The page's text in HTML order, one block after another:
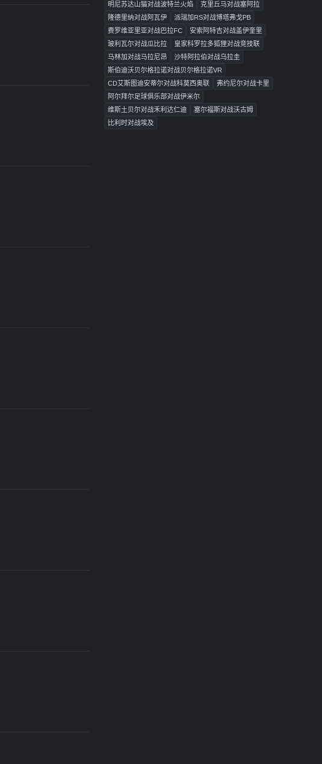
明尼苏达山猫对战波特兰火焰
克里丘马对战塞阿拉
隆德里纳对战阿瓦伊
派瑞加RS对战博塔弗戈PB
费罗维亚里亚对战巴拉FC
安索阿特吉对战盖伊奎里
玻利瓦尔对战瓜比拉
皇家科罗拉多狐狸对战竞技联
马林加对战马拉尼昂
沙特阿拉伯对战乌拉圭
斯伯迪沃贝尔格拉诺对战贝尔格拉诺VR
CD艾斯图迪安蒂尔对战科莫西奥联
弗约尼尔对战卡里
阿尔拜尔足球俱乐部对战伊米尔
维斯土贝尔对战禾利达仁迪
塞尔福斯对战沃古姆
比利时对战埃及